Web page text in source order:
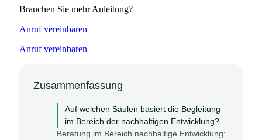
Brauchen Sie mehr Anleitung?
Anruf vereinbaren
Anruf vereinbaren
Zusammenfassung
Auf welchen Säulen basiert die Begleitung
im Bereich der nachhaltigen Entwicklung?
Beratung im Bereich nachhaltige Entwicklung: